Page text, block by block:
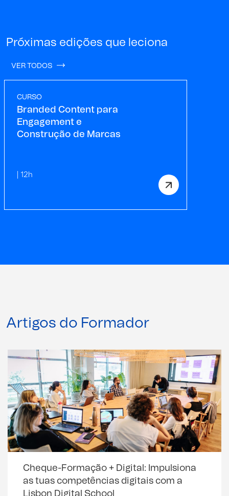
Próximas edições que leciona
VER TODOS
CURSO
Branded Content para
Engagement e
Construção de Marcas
| 12h
Artigos do Formador
Cheque-Formação + Digital: Impulsiona
as tuas competências digitais com a
Lisbon Digital School